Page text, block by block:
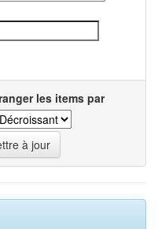
les items par